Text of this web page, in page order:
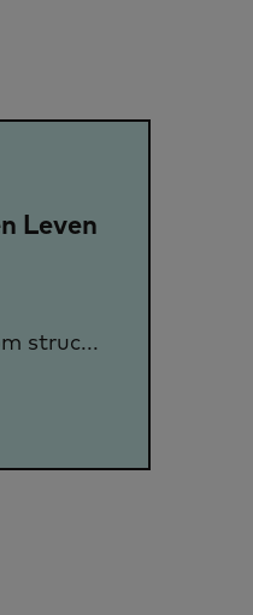
Leven
struc...